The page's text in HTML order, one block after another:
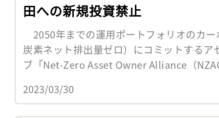
田への新規投資禁止
2050年までの運用ポートフォリオのカ
炭素ネット排出量ゼロ）にコミットする
ブ「Net-Zero Asset Owner Alliance（
2023/03/30